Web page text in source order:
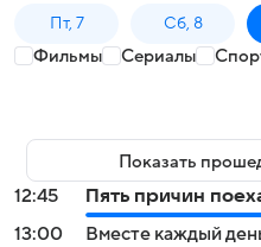
Пт, 7 Сб, 8
Фильмы Сериалы
Показать
12:45
Пять причин
13:00
Вместе каждый